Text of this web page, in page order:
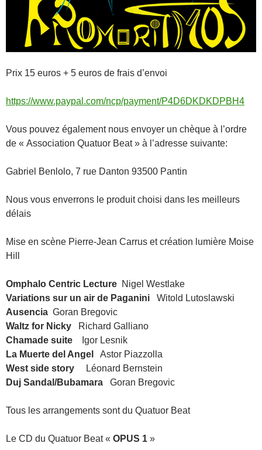
Prix 15 euros + 5 euros de frais d’envoi
https://www.paypal.com/ncp/payment/P4D6DKDKDPBH4
Vous pouvez également nous envoyer un chèque à l’ordre
de « Association Quatuor Beat » à l’adresse suivante:
Gabriel Benlolo, 7 rue Danton 93500 Pantin
Nous vous enverrons le produit choisi dans les meilleurs
délais
Mise en scène Pierre-Jean Carrus et création lumière Moise
Hill
Omphalo Centric Lecture Nigel Westlake
Variations sur un air de Paganini Witold Lutoslawski
Ausencia Goran Bregovic
Waltz for Nicky Richard Galliano
Chamade suite Igor Lesnik
La Muerte del Angel
Astor Piazzolla
West side story Léonard Bernstein
Duj Sandal/Bubamara Goran Bregovic
Tous les arrangements sont du Quatuor Beat
Le CD du Quatuor Beat « OPUS 1 »